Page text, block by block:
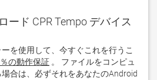
ード CPR Tempo デバイス
を使用して、今すぐこれを行うこ
の動作保証 。 ファイルをコンピュ
合は、必ずそれをあなたのAndroid